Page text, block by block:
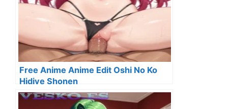
Free Anime Anime Edit Oshi No Ko
Hidive Shonen